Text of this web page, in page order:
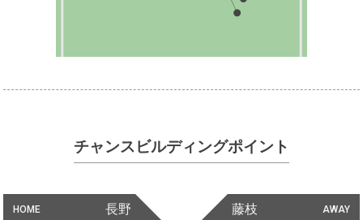
チャンスビルディングポイント
HOME 長野 AWAY
藤枝